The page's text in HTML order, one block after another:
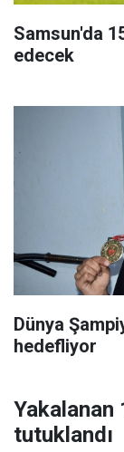
Samsun'da
edecek
Dünya
hedefliyor
Yakalanan
tutuklandı